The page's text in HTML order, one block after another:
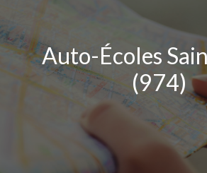
Auto-Écoles
(974)